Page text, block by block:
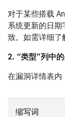
对于某些搭载
系统更新的日
致。如需详细了
2. “类型”列中
在漏洞详情表内
缩写词